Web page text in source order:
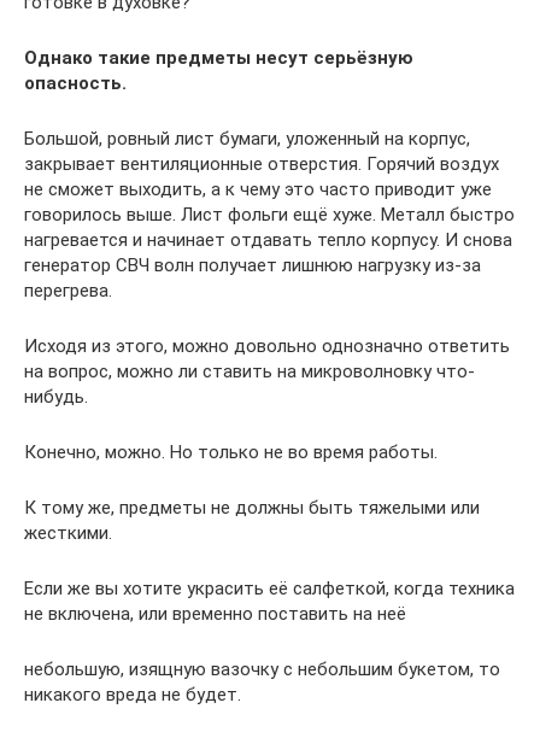
Однако такие предметы несут серьёзную
опасность.
Большой, ровный лист бумаги, уложенный на корпус,
закрывает вентиляционные отверстия. Горячий воздух
не сможет выходить, а к чему это часто приводит уже
говорилось выше. Лист фольги ещё хуже. Металл быстро
нагревается и начинает отдавать тепло корпусу. И снова
генератор СВЧ волн получает лишнюю нагрузку из-за
перегрева.
Исходя из этого, можно довольно однозначно ответить
на вопрос, можно ли ставить на микроволновку что-
нибудь.
Конечно, можно. Но только не во время работы.
К тому же, предметы не должны быть тяжелыми или
жесткими.
Если же вы хотите украсить её салфеткой, когда техника
не включена, или временно поставить на неё
небольшую, изящную вазочку с небольшим букетом, то
никакого вреда не будет.